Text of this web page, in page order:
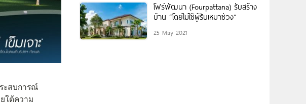
ะสบการณ์
ใต้ความ
โฟร์พัฒนา (Fourpattana) รับสร้าง
บ้าน “โดยไม่ใช้ผู้รับเหมาช่วง”
25 May 2021